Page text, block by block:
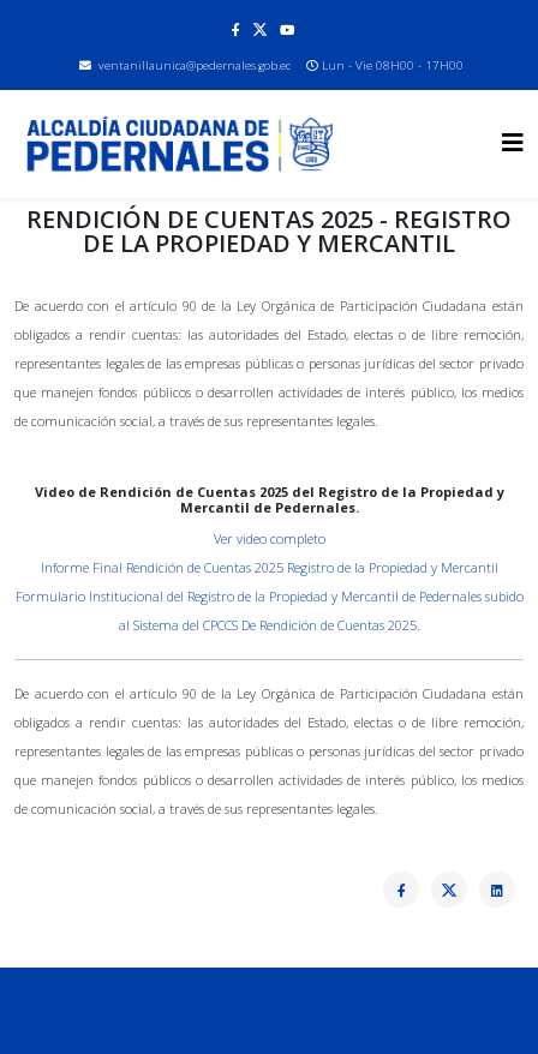
ventanillaunica@pedernales.gob.ec Lun - Vie 08H00 - 17H00
RENDICIÓN DE CUENTAS 2025 - REGISTRO
DE LA PROPIEDAD Y MERCANTIL
De acuerdo con el artículo 90 de la Ley Orgánica de Participación Ciudadana están
obligados a rendir cuentas: las autoridades del Estado, electas o de libre remoción,
representantes legales de las empresas públicas o personas jurídicas del sector privado
que manejen fondos públicos o desarrollen actividades de interés público, los medios
de comunicación social, a través de sus representantes legales.
Video de Rendición de Cuentas 2025 del Registro de la Propiedad y
Mercantil de Pedernales.
Ver video completo
Informe Final Rendición de Cuentas 2025 Registro de la Propiedad y Mercantil
Formulario Institucional del Registro de la Propiedad y Mercantil de Pedernales subido
al Sistema del CPCCS De Rendición de Cuentas 2025.
De acuerdo con el artículo 90 de la Ley Orgánica de Participación Ciudadana están
obligados a rendir cuentas: las autoridades del Estado, electas o de libre remoción,
representantes legales de las empresas públicas o personas jurídicas del sector privado
que manejen fondos públicos o desarrollen actividades de interés público, los medios
de comunicación social, a través de sus representantes legales.